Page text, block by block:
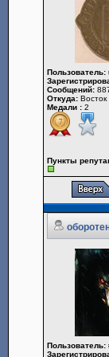
Пользователь:
Сообщений:
Откуда:
Медали :2
Пункты
Пользователь: